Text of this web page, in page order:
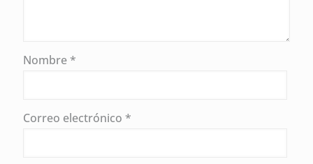
Nombre *
Correo electrónico *